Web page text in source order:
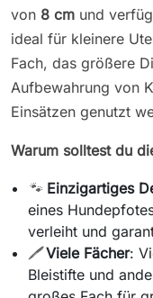
von 8 cm und
ideal für kleinere
Fach, das größere
Aufbewahrung von
Einsätzen genutzt
Warum solltest du
🐾 Einzigartiges
eines
verleiht und
🖊️ Viele Fächer:
Bleistifte und